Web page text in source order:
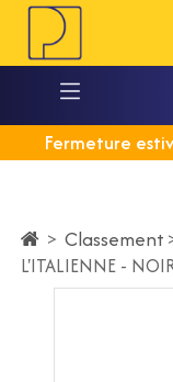
Fermeture
> Classement
L'ITALIENNE -